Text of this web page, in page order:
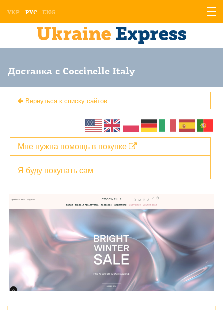
УКР РУС ENG
Доставка с Coccinelle Italy
Вернуться к списку сайтов
Я буду покупать сам
Мне нужна помощь в покупке